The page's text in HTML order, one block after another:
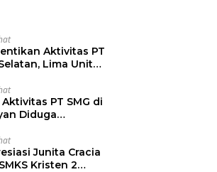
Aktivitas PT
Lima Unit
PT SMG di
Diduga
Junita Cracia
Kristen 2